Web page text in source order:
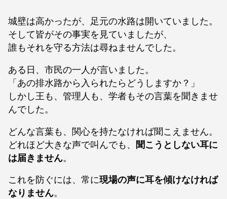
城壁は高かったが、足元の水路は開いていました。
そして皆がその事実を見ていましたが、
誰もそれを守る方法は尋ねませんでした。
ある日、市民の一人が言いました。
「あの排水路から入られたらどうしますか？」
しかし王も、管理人も、学者もその言葉を聞きませ
んでした。
どんな言葉も、関心を持たなければ聞こえません。
どれほど大きな声で叫んでも、 聞こうとしない耳に
は届きません。
これを防ぐには、常に現場の声に耳を傾けなければ
なりません。